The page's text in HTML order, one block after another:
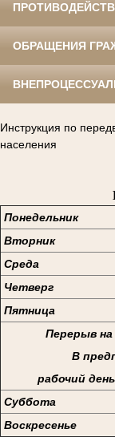
ОБРАЩЕНИЯ
Инструкция по
населения
Понедельник
Вторник
Среда
Четверг
Пятница
Перерыв на
В
рабочий
Суббота
Воскресенье